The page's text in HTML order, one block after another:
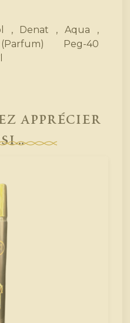
, Denat , Aqua ,
(Parfum) Peg-40
apprécier